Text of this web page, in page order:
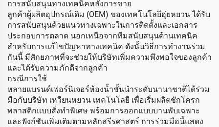
การสนับสนุนทางเทคนิคหลังการขาย
ลูกค้าผู้ผลิตอุปกรณ์เดิม (OEM) ของเทคโนโลยีฮุ่ยหยวน ได้รับ
การสนับสนุนด้วยแนวทางเฉพาะในการติดตั้งและเอกสาร
ประกอบการตลาด นอกเหนือจากทีมสนับสนุนด้านเทคนิค
สำหรับการแก้ไขปัญหาทางเทคนิค ดังนั้นวิธีการทำงานร่วม
กันนี้ มีศักยภาพที่จะช่วยให้บริษัทเพิ่มความพึงพอใจของลูกค้า
และได้รับความภักดีจากลูกค้า
กรณีการใช้
หลายแบรนด์เฟอร์นิเจอร์ห้องน้ำชั้นนำระดับนานาชาติได้ร่วม
มือกับบริษัท เหวียนหยวน เทคโนโลยี เพื่อเริ่มผลิตชักโครก
พลาสติกแบบสั่งทำพิเศษ พร้อมการออกแบบบานพับเฉพาะ
และฟังก์ชันเพิ่มเติมตามหลักสรีรศาสตร์ การร่วมมือนี้แสดง